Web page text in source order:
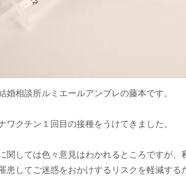
婚相談所ルミエールアンブレの藤本です。
ワクチン１回目の接種をうけてきました。
関しては色々意見はわかれるところですが、
患してご迷惑をおかけするリスクを軽減する